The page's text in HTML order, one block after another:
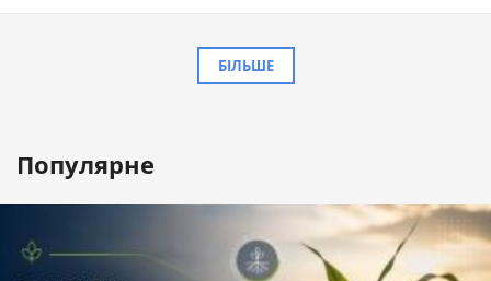
БІЛЬШЕ
Популярне